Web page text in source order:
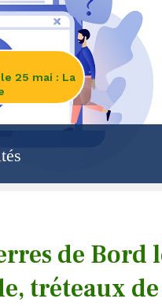
25 mai : La
de Bord
tréteaux